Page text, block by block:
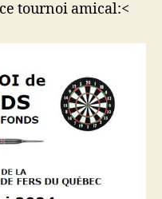
tournoi amical:<